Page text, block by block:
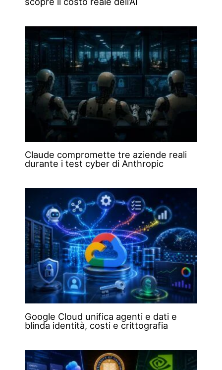
Claude compromette tre aziende reali
durante i test cyber di Anthropic
Google Cloud unifica agenti e dati e
blinda identità, costi e crittografia